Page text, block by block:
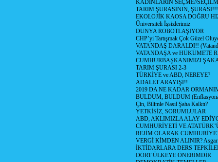
KADINLARIN SEÇME//
TARIM ŞURASININ, ŞURASI!!!
EKOLOJİK KAOSA DOĞRU
Üniversiteli İşsizlerimiz
DÜNYA ROBOTLAŞIYOR
CHP’yi Tartışmak Çok Güzel
VATANDAŞ DARALDI!!
VATANDAŞA ve HÜKÜMETE
CUMHURBAŞKANIMIZI
TARIM ŞURASI 2-3
TÜRKİYE ve ABD, NEREYE?
ADALET ARAYIŞI!!
2019 DA NE KADAR
BULDUM, BULDUM
Çin, Bilimle Nasıl Şaha Kalktı?
YETKİSİZ, SORUMLULAR
ABD, AKLIMIZLA ALAY
CUMHURİYETİ VE
REJİM OLARAK
VERGİ KİMDEN ALINIR?
İKTİDARLARA DERS
DÖRT ÜLKEYE ÖNERİMDİR